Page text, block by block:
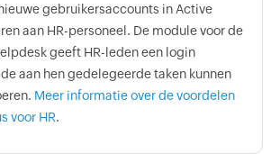
gebruikersaccounts in Active
aan HR-personeel. De module voor de
geeft HR-leden een login
aan hen gedelegeerde taken kunnen
Meer informatie over de voordelen
voor HR.